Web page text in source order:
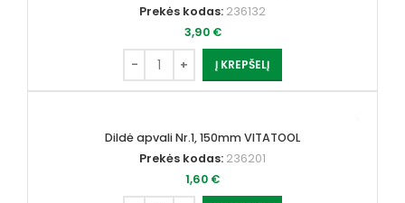
Prekės kodas: 236132
3,90 €
Į KREPŠELĮ
Dildė apvali Nr.1, 150mm VITATOOL
Prekės kodas: 236201
1,60 €